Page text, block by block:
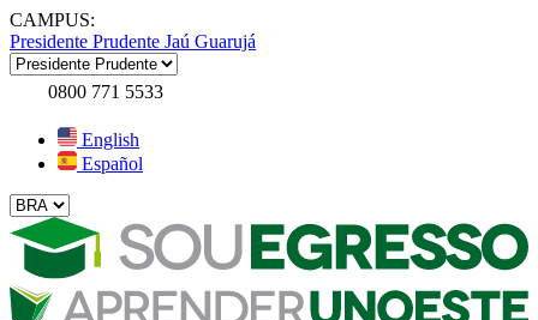
CAMPUS:
Presidente Prudente Jaú Guarujá
0800 771 5533
English
Español